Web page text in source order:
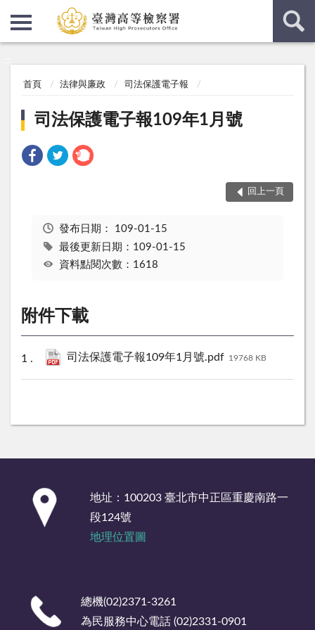
首頁 法律與廉政 司法保護電子報
司法保護電子報109年1月號
回上一頁
發布日期： 109-01-15
最後更新日期：109-01-15
資料點閱次數：1618
附件下載
司法保護電子報109年1月號.pdf 19768 KB
地址：100203 臺北市中正區重慶南路一
段124號
地理位置圖
總機(02)2371-3261
為民服務中心電話 (02)2331-0901